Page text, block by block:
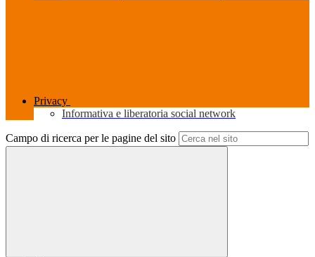
Privacy
Informativa e liberatoria social network
Campo di ricerca per le pagine del sito